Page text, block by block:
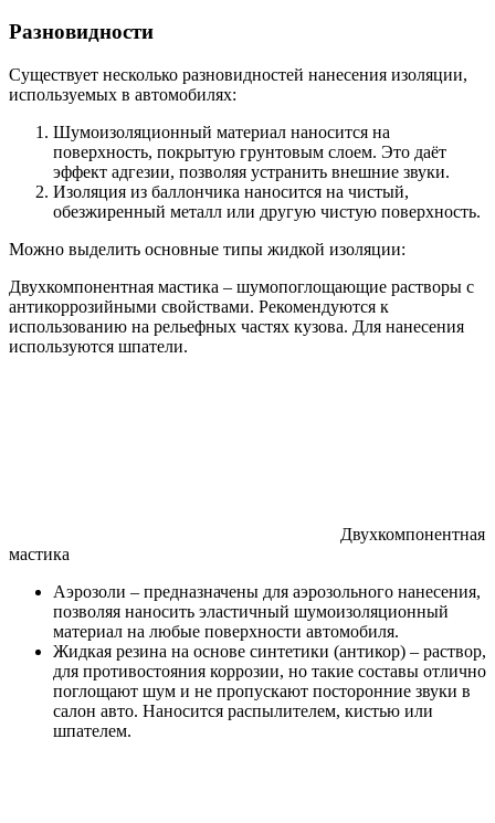
Разновидности
Существует несколько разновидностей нанесения изоляции,
используемых в автомобилях:
Шумоизоляционный материал наносится на
поверхность, покрытую грунтовым слоем. Это даёт
эффект адгезии, позволяя устранить внешние звуки.
Изоляция из баллончика наносится на чистый,
обезжиренный металл или другую чистую поверхность.
Можно выделить основные типы жидкой изоляции:
Двухкомпонентная мастика – шумопоглощающие растворы с
антикоррозийными свойствами. Рекомендуются к
использованию на рельефных частях кузова. Для нанесения
используются шпатели.
Двухкомпонентная
мастика
Аэрозоли – предназначены для аэрозольного нанесения,
позволяя наносить эластичный шумоизоляционный
материал на любые поверхности автомобиля.
Жидкая резина на основе синтетики (антикор) – раствор,
для противостояния коррозии, но такие составы отлично
поглощают шум и не пропускают посторонние звуки в
салон авто. Наносится распылителем, кистью или
шпателем.